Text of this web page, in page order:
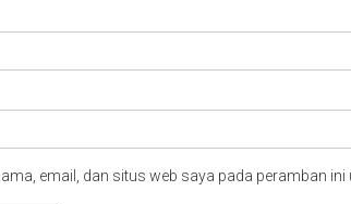
email, dan situs web saya pada peramban